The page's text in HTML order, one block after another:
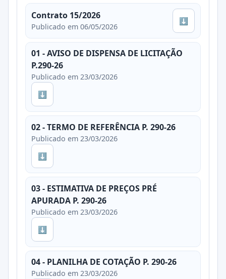
Contrato 15/2026
Publicado em 06/05/2026
⬇
01 - AVISO DE DISPENSA DE LICITAÇÃO
P.290-26
Publicado em 23/03/2026
⬇
02 - TERMO DE REFERÊNCIA P. 290-26
Publicado em 23/03/2026
⬇
03 - ESTIMATIVA DE PREÇOS PRÉ
APURADA P. 290-26
Publicado em 23/03/2026
⬇
04 - PLANILHA DE COTAÇÃO P. 290-26
Publicado em 23/03/2026